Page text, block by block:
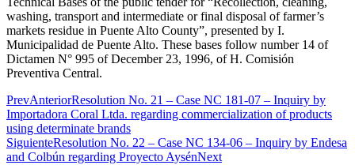
washing, transport and intermediate or final disposal of farmer’s
markets residue in Puente Alto County”, presented by I.
Municipalidad de Puente Alto. These bases follow number 14 of
Dictamen N° 995 of December 23, 1996, of H. Comisión
Preventiva Central.
PrevAnteriorResolution No. 21 – Case NC 181-07 – Inquiry by
Importadora Coral Ltda. regarding commercialization of products
using determinate brands
SiguienteResolution No. 22 – Case NC 134-06 – Inquiry by Endesa
and Colbún regarding Proyecto AysénNext